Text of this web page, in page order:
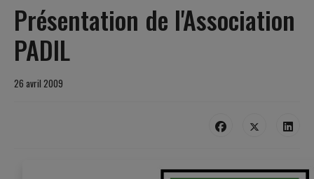
Présentation de l'Association
PADIL
26 avril 2009